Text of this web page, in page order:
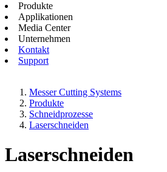
Produkte
Applikationen
Media Center
Unternehmen
Kontakt
Support
Messer Cutting Systems
Produkte
Schneidprozesse
Laserschneiden
Laserschneiden